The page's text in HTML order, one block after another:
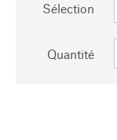
Sélection
Quantité